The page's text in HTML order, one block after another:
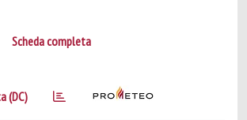
Scheda completa
(DC)